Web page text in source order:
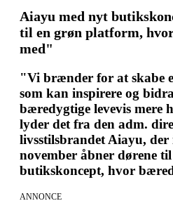
Aiayu med nyt
til en grøn platform,
med"
"Vi brænder for at skabe
som kan inspirere og
bæredygtige levevis mere
lyder det fra den adm.
livsstilsbrandet Aiayu,
november åbner dørene
butikskoncept, hvor
ANNONCE